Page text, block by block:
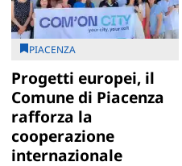
PIACENZA
Progetti europei, il
Comune di Piacenza
rafforza la
cooperazione
internazionale